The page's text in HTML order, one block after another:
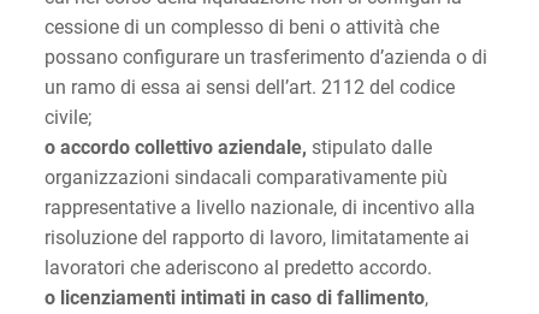
cessione di un complesso di beni o attività che
possano configurare un trasferimento d’azienda o di
un ramo di essa ai sensi dell’art. 2112 del codice
civile;
o accordo collettivo aziendale, stipulato dalle
organizzazioni sindacali comparativamente più
rappresentative a livello nazionale, di incentivo alla
risoluzione del rapporto di lavoro, limitatamente ai
lavoratori che aderiscono al predetto accordo.
o licenziamenti intimati in caso di fallimento,